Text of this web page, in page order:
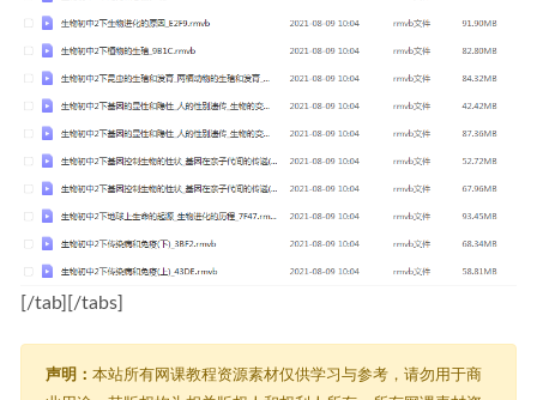
[/tab][/tabs]
声明： 本站所有网课教程资源素材仅供学习与参考，请勿用于商